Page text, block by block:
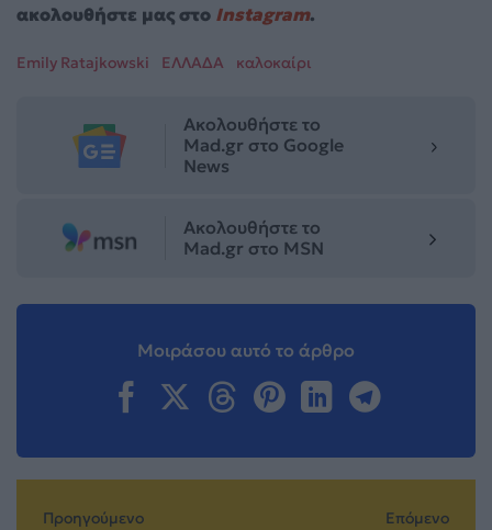
ακολουθήστε μας στο Instagram.
Emily Ratajkowski ΕΛΛΑΔΑ καλοκαίρι
Ακολουθήστε το
Mad.gr στο Google
News
Ακολουθήστε το
Mad.gr στο MSN
Μοιράσου αυτό το άρθρο
Προηγούμενο Επόμενο